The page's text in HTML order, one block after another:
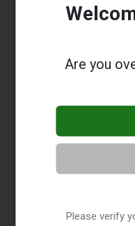
男子承认参与犯罪集
Sembawang 的公寓
购物者声称：商业街
Dentsu 赢得南澳州戒
拉梅洛·鲍尔的公寓因‘
Irish Examiner
Are you
Please verify